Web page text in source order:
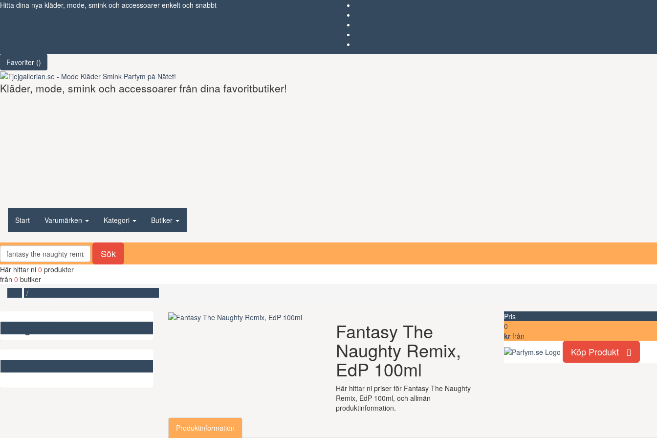
Hitta dina nya kläder, mode, smink och accessoarer enkelt och snabbt
Favoriter ()
Kläder, mode, smink och accessoarer från dina favoritbutiker!
Start Varumärken Kategori Butiker
Sök
Här hittar ni 0 produkter
från 0 butiker
Fantasy The
Naughty Remix,
EdP 100ml
Här hittar ni priser för Fantasy The Naughty
Remix, EdP 100ml, och allmän
produktinformation.
Pris
0
kr från
Köp Produkt
Produktinformation